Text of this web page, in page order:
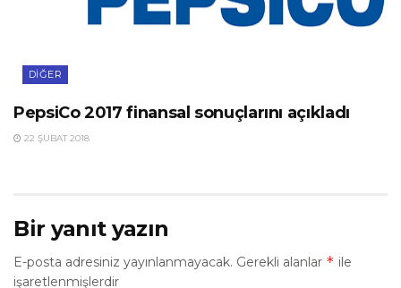
DIĞER
PepsiCo 2017 finansal sonuçlarını açıkladı
22 ŞUBAT 2018
Bir yanıt yazın
E-posta adresiniz yayınlanmayacak. Gerekli alanlar * ile
işaretlenmişlerdir